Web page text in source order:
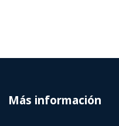
Más información